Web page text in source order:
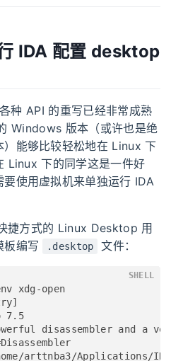
IDA 配置 desktop
种 API 的重写已经非常成熟
Windows 版本（或许也是绝
）能够比较轻松地在 Linux 下
Linux 下的同学这是一件好
使用虚拟机来单独运行 IDA
捷方式的 Linux Desktop 用
板编写
.desktop 文件：
xdg-open
7.5
disassembler and a
arttnba3/Applications/
SHELL